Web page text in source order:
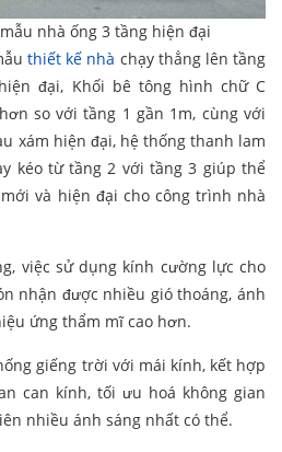
nhà ống 3 tầng hiện đại
thiết kế nhà chạy thẳng lên tầng
đại, Khối bê tông hình chữ C
so với tầng 1 gần 1m, cùng với
xám hiện đại, hệ thống thanh lam
kéo từ tầng 2 với tầng 3 giúp thể
và hiện đại cho công trình nhà
việc sử dụng kính cường lực cho
nhận được nhiều gió thoáng, ánh
ứng thẩm mĩ cao hơn.
giếng trời với mái kính, kết hợp
can kính, tối ưu hoá không gian
nhiều ánh sáng nhất có thể.